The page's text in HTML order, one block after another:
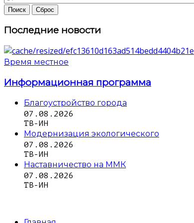
Последние новости
Время местное
Информационная программа
Благоустройство города
07.08.2026
ТВ-ИН
Модернизация экологического
07.08.2026
ТВ-ИН
Наставничество на ММК
07.08.2026
ТВ-ИН